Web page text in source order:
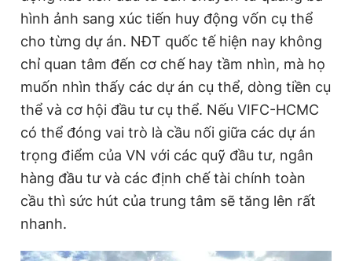
hình ảnh sang xúc tiến huy động vốn cụ thể
cho từng dự án. NĐT quốc tế hiện nay không
chỉ quan tâm đến cơ chế hay tầm nhìn, mà họ
muốn nhìn thấy các dự án cụ thể, dòng tiền cụ
thể và cơ hội đầu tư cụ thể. Nếu VIFC-HCMC
có thể đóng vai trò là cầu nối giữa các dự án
trọng điểm của VN với các quỹ đầu tư, ngân
hàng đầu tư và các định chế tài chính toàn
cầu thì sức hút của trung tâm sẽ tăng lên rất
nhanh.